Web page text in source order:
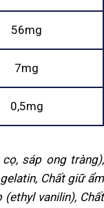
56mg
7mg
0,5mg
cọ, sáp ong tràng),
Chất giữ ẩm
vanilin), Chất